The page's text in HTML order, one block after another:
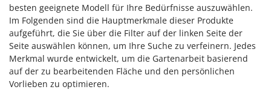
Reber
Redback
Resto Italia
Ribimex
Ripartrak
besten geeignete Modell für Ihre Bedürfnisse auszuwählen.
Im Folgenden sind die Hauptmerkmale dieser Produkte
aufgeführt, die Sie über die Filter auf der linken Seite der
Seite auswählen können, um Ihre Suche zu verfeinern. Jedes
Merkmal wurde entwickelt, um die Gartenarbeit basierend
auf der zu bearbeitenden Fläche und den persönlichen
Vorlieben zu optimieren.